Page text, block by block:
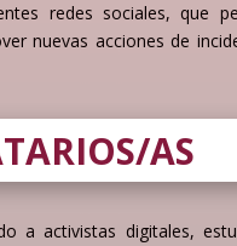
redes sociales, que
nuevas acciones de
AS
a activistas digitales,